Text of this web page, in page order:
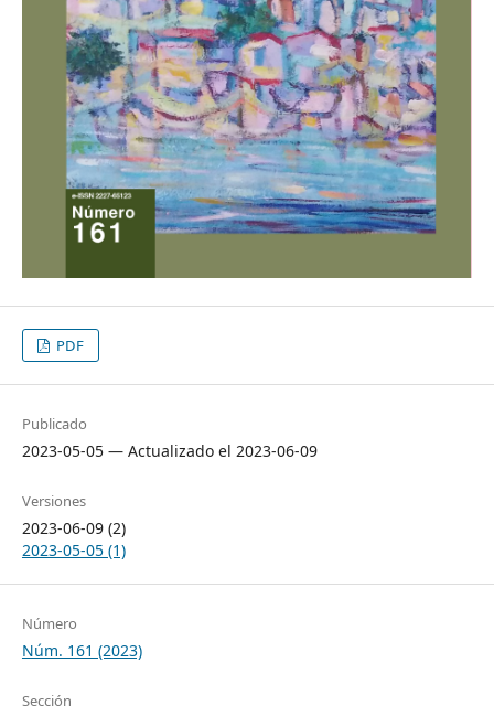
PDF
Publicado
2023-05-05 — Actualizado el 2023-06-09
Versiones
2023-06-09 (2)
2023-05-05 (1)
Número
Núm. 161 (2023)
Sección